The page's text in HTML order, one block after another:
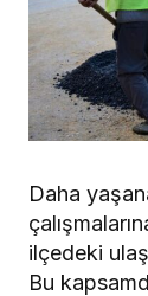
Daha
ilçedeki
Bu